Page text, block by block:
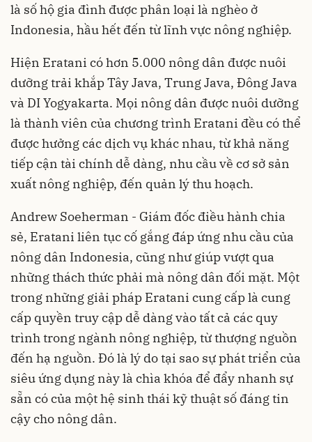
là số hộ gia đình được phân loại là nghèo ở
Indonesia, hầu hết đến từ lĩnh vực nông nghiệp.
Hiện Eratani có hơn 5.000 nông dân được nuôi
dưỡng trải khắp Tây Java, Trung Java, Đông Java
và DI Yogyakarta. Mọi nông dân được nuôi dưỡng
là thành viên của chương trình Eratani đều có thể
được hưởng các dịch vụ khác nhau, từ khả năng
tiếp cận tài chính dễ dàng, nhu cầu về cơ sở sản
xuất nông nghiệp, đến quản lý thu hoạch.
Andrew Soeherman - Giám đốc điều hành chia
sẻ, Eratani liên tục cố gắng đáp ứng nhu cầu của
nông dân Indonesia, cũng như giúp vượt qua
những thách thức phải mà nông dân đối mặt. Một
trong những giải pháp Eratani cung cấp là cung
cấp quyền truy cập dễ dàng vào tất cả các quy
trình trong ngành nông nghiệp, từ thượng nguồn
đến hạ nguồn. Đó là lý do tại sao sự phát triển của
siêu ứng dụng này là chìa khóa để đẩy nhanh sự
sẵn có của một hệ sinh thái kỹ thuật số đáng tin
cậy cho nông dân.